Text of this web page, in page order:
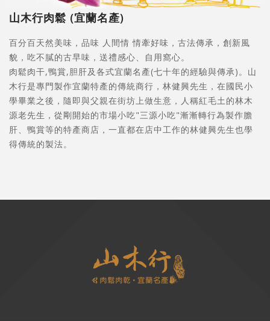
山木行肉鬆 (宜蘭名產)
百分百天然美味，品味 人間情 情牽好味，古法傳承，創新風
貌，吃不膩的古早味，送禮感心、自用窩心。
肉鬆肉干,鴨賞,胆肝及各式宜蘭名產(七十年的經驗與傳承)。山
木行是專門製作宜蘭特產的傳統商行，林健興先生，在國民小
學畢業之後，隨即與父親在街坊上做生意，人稱紅毛土的林木
源老先生，從剛開始的市場小吃"三源小吃"漸漸轉行為製作膽
肝、鴨賞等的特產商店，一直都在店中工作的林健興先生也學
得傳統的製法。